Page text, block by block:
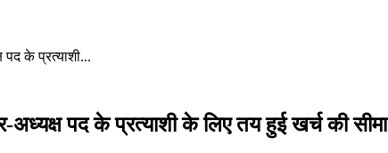
पद के प्रत्याशी...
अध्यक्ष पद के प्रत्याशी के लिए तय हुई खर्च की सीमा